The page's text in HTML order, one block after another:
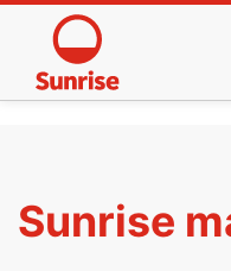
Sunrise